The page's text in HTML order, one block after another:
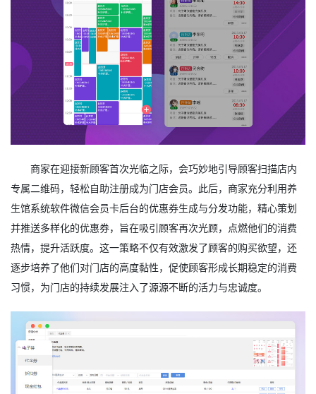
商家在迎接新顾客首次光临之际，会巧妙地引导顾客扫描店内
专属二维码，轻松自助注册成为门店会员。此后，商家充分利用养
生馆系统软件微信会员卡后台的优惠券生成与分发功能，精心策划
并推送多样化的优惠券，旨在吸引顾客再次光顾，点燃他们的消费
热情，提升活跃度。这一策略不仅有效激发了顾客的购买欲望，还
逐步培养了他们对门店的高度黏性，促使顾客形成长期稳定的消费
习惯，为门店的持续发展注入了源源不断的活力与忠诚度。